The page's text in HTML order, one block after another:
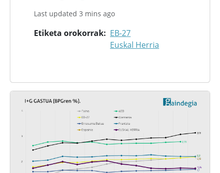
Last updated 3 mins ago
Etiketa orokorrak
EB-27
Euskal Herria